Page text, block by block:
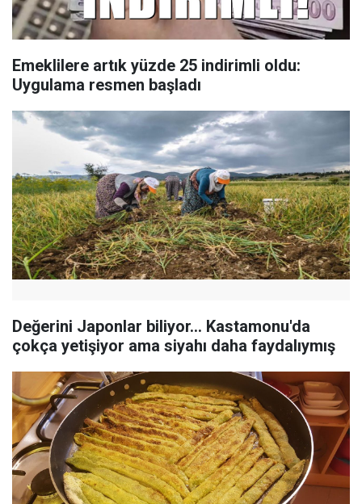
Emeklilere artık yüzde 25 indirimli oldu:
Uygulama resmen başladı
Değerini Japonlar biliyor... Kastamonu'da
çokça yetişiyor ama siyahı daha faydalıymış